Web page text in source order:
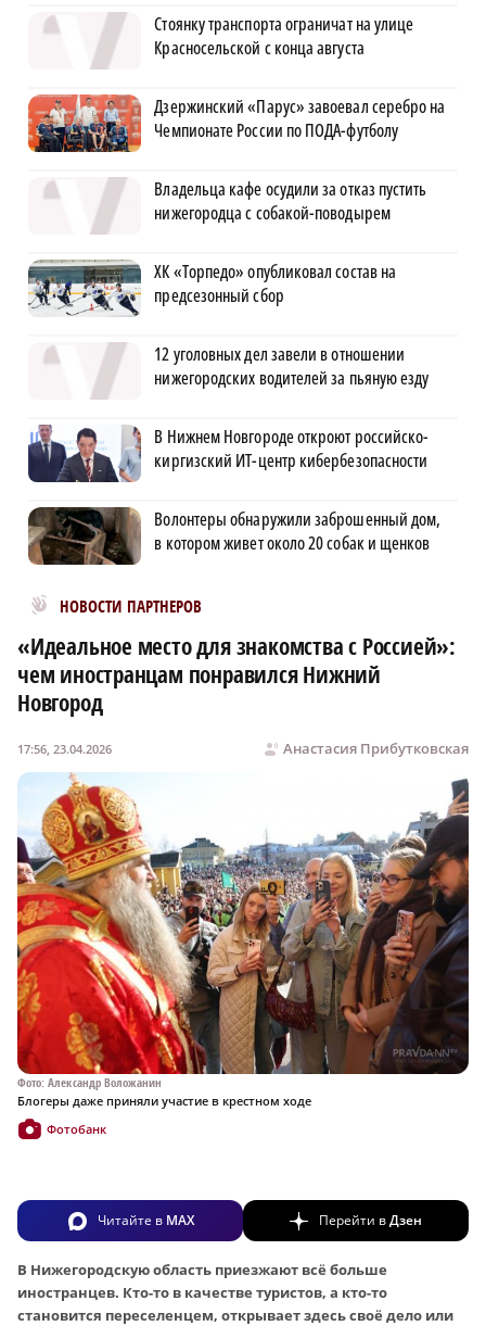
Стоянку транспорта ограничат на улице
Красносельской с конца августа
Дзержинский «Парус» завоевал серебро на
Чемпионате России по ПОДА-футболу
Владельца кафе осудили за отказ пустить
нижегородца с собакой-поводырем
ХК «Торпедо» опубликовал состав на
предсезонный сбор
12 уголовных дел завели в отношении
нижегородских водителей за пьяную езду
В Нижнем Новгороде откроют российско-
киргизский ИТ-центр кибербезопасности
Волонтеры обнаружили заброшенный дом,
в котором живет около 20 собак и щенков
НОВОСТИ ПАРТНЕРОВ
Новости МирТесен
«Идеальное место для знакомства с Россией»:
чем иностранцам понравился Нижний
Новгород
Анастасия Прибутковская
17:56, 23.04.2026
Фото: Александр Воложанин
Блогеры даже приняли участие в крестном ходе
Фотобанк
Читайте в MAX Перейти вДзен
В Нижегородскую область приезжают всё больше
иностранцев. Кто-то в качестве туристов, а кто-то
становится переселенцем, открывает здесь своё дело или